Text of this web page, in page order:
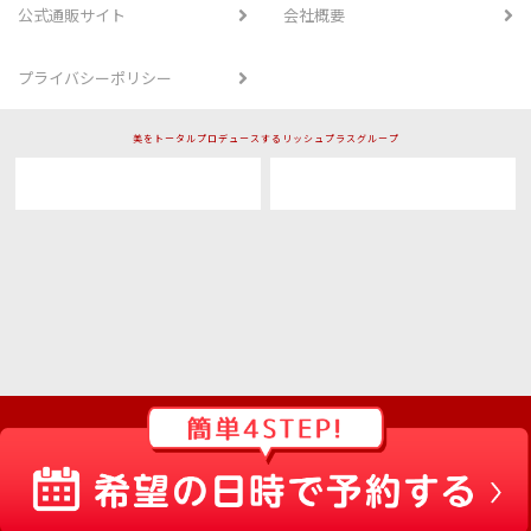
公式通販サイト 会社概要
プライバシーポリシー
美をトータルプロデュースするリッシュプラスグループ
Copyright © RINRIN. All rights reserved